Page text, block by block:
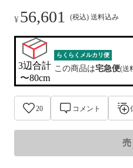
¥ 56,601 (税込) 送料込み
3辺合計
〜80cm
らくらくメルカリ便
この商品は宅急便(送
20 コメント
売